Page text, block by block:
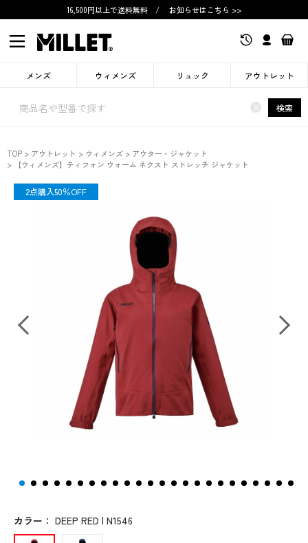
16,500円以上で送料無料 / お知らせはこちら >>
メンズ ウィメンズ リュック アウトレット
× 検索
TOP アウトレット ウィメンズ
アウター・ジャケット
【ウィメンズ】ティフォン ウォーム ネクスト ストレッチ ジャケット
OUTLET
2点購入50％OFF
カラー ： DEEP RED | N1546